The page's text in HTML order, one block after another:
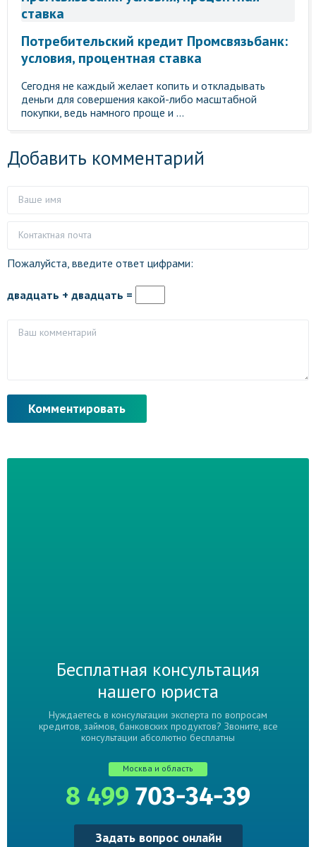
Потребительский кредит Промсвязьбанк:
условия, процентная ставка
Сегодня не каждый желает копить и откладывать
деньги для совершения какой-либо масштабной
покупки, ведь намного проще и ...
Добавить комментарий
Пожалуйста, введите ответ цифрами:
двадцать + двадцать =
Бесплатная консультация
нашего юриста
Нуждаетесь в консультации эксперта по вопросам
кредитов, займов, банковских продуктов? Звоните, все
консультации абсолютно бесплатны
Москва и область
8 499 703-34-39
Задать вопрос онлайн